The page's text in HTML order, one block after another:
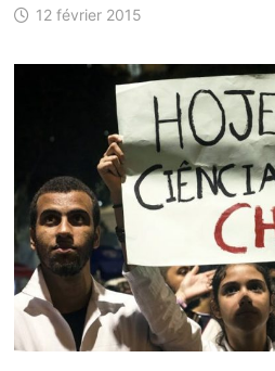
12 février 2015